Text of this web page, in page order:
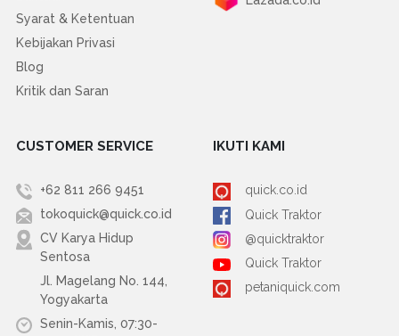
Syarat & Ketentuan
Kebijakan Privasi
Blog
Kritik dan Saran
CUSTOMER SERVICE
+62 811 266 9451
tokoquick@quick.co.id
CV Karya Hidup
Sentosa
Jl. Magelang No. 144,
Yogyakarta
Senin-Kamis, 07:30-
IKUTI KAMI
quick.co.id
Quick Traktor
@quicktraktor
Quick Traktor
petaniquick.com